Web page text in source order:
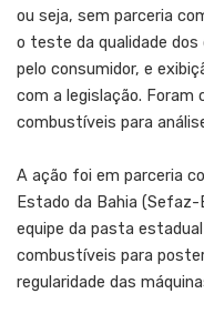
ou seja, sem parceria
o teste da qualidade
pelo consumidor, e
com a legislação.
combustíveis para
A ação foi em parceria
Estado da Bahia (Sefaz-
equipe da pasta
combustíveis para
regularidade das